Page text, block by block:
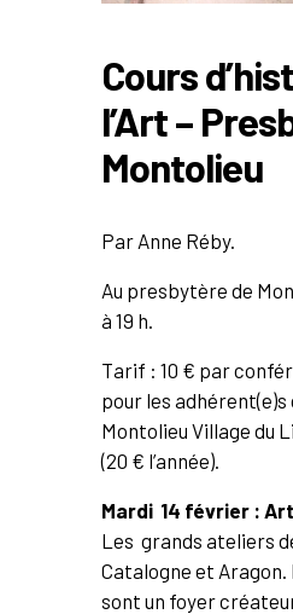
Cours
l’Art –
Montolieu
Par Anne Réby.
Au presbytère de
à 19 h.
Tarif : 10 € par
pour les adhérent(e)s
Montolieu Village du
(20 € l’année).
Mardi 14 février :
Les grands ateliers
Catalogne et Aragon.
sont un foyer créateur